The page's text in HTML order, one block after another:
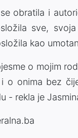
obratila i
sve,
kao
o mojim
i o onima bez
- rekla je